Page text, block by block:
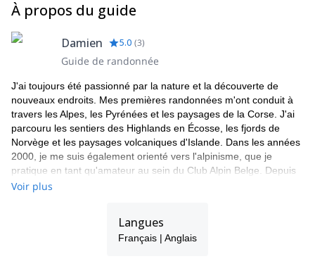
À propos du guide
Damien 5.0 (3)
Guide de randonnée
J'ai toujours été passionné par la nature et la découverte de
nouveaux endroits. Mes premières randonnées m'ont conduit à
travers les Alpes, les Pyrénées et les paysages de la Corse. J'ai
parcouru les sentiers des Highlands en Écosse, les fjords de
Norvège et les paysages volcaniques d'Islande. Dans les années
2000, je me suis également orienté vers l'alpinisme, que je
pratique en tant qu'amateur au sein du Club Alpin Belge. Depuis
quelques années, je pratique également l'ultra-trail, une activité
Aujourd'hui, je m'oriente vers un concept plus "rapide et léger" :
Je prends plaisir à enchaîner les kilomètres et le dénivelé en
Voir plus
Langues
Français | Anglais